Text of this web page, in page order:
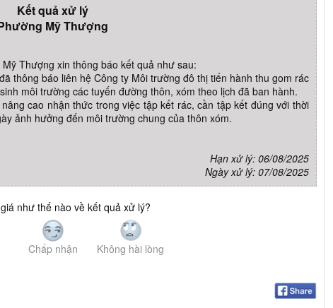
Kết quả xử lý
Mỹ Thượng
Thượng xin thông báo kết quả như sau:
thông báo liên hệ Công ty Môi trường đô thị tiến hành thu gom rác
môi trường các tuyến đường thôn, xóm theo lịch đã ban hành.
cao nhận thức trong việc tập kết rác, cần tập kết đúng với thời
ảnh hưởng đến môi trường chung của thôn xóm.
Hạn xử lý: 06/08/2025
Ngày xử lý: 07/08/2025
như thế nào về kết quả xử lý?
Chấp nhận Không hài lòng